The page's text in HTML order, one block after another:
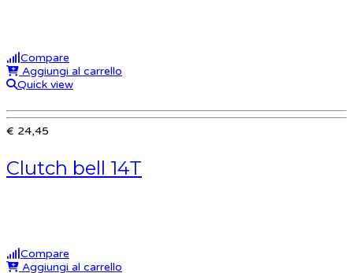
Compare
Aggiungi al carrello
Quick view
€ 24,45
Clutch bell 14T
Compare
Aggiungi al carrello